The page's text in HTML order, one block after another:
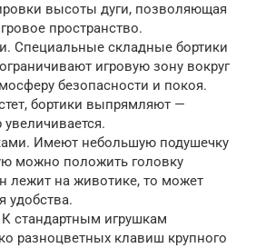
высоты дуги, позволяющая
пространство.
Специальные складные бортики
игровую зону вокруг
безопасности и покоя.
бортики выпрямляют —
Имеют небольшую подушечку
можно положить головку
лежит на животике, то может
удобства.
стандартным игрушкам
разноцветных клавиш крупного